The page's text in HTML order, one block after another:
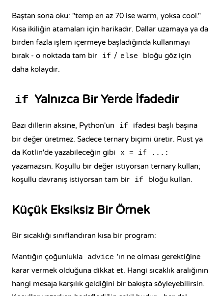
Baştan sona oku: "temp en az 70 ise warm, yoksa cool."
Kısa ikiliğin atamaları için harikadır. Dallar uzamaya ya da
birden fazla işlem içermeye başladığında kullanmayı
bırak - o noktada tam bir
if / else
bloğu göz için
daha kolaydır.
if Yalnızca Bir Yerde İfadedir
Bazı dillerin aksine, Python'un if
ifadesi başlı başına
bir değer üretmez. Sadece ternary biçimi üretir. Rust ya
da Kotlin'de yazabileceğin gibi
x = if ...:
yazamazsın. Koşullu bir değer istiyorsan ternary kullan;
koşullu davranış istiyorsan tam bir
if bloğu kullan.
Küçük Eksiksiz Bir Örnek
Bir sıcaklığı sınıflandıran kısa bir program:
Mantığın çoğunlukla advice 'ın ne olması gerektiğine
karar vermek olduğuna dikkat et. Hangi sıcaklık aralığının
hangi mesaja karşılık geldiğini bir bakışta söyleyebilirsin.